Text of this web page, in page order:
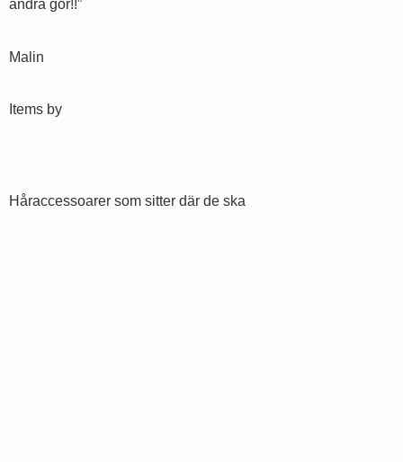
andra gör!!”
Malin
Items by
Håraccessoarer som sitter där de ska